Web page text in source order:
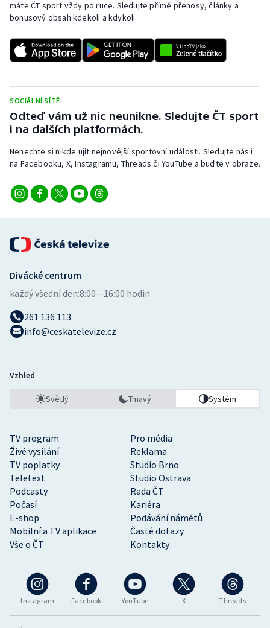
Rychlostní kanoistika
Short track
Stolní tenis
Triatlon
Veslování
Vodní slalom
Ostatní
máte ČT sport vždy po ruce. Sledujte přímé přenosy, články a
bonusový obsah kdekoli a kdykoli.
SOCIÁLNÍ SÍTĚ
Odteď vám už nic neunikne. Sledujte ČT sport
i na dalších platformách.
Nenechte si nikde ujít nejnovější sportovní události. Sledujte nás i
na Facebooku, X, Instagramu, Threads či YouTube a buďte v obraze.
Instagram Facebook YouTube X Threads
TV program
Pro média
Živé vysílání
Reklama
TV poplatky
Studio Brno
Teletext
Studio Ostrava
Podcasty
Rada ČT
Počasí
Kariéra
E-shop
Podávání námětů
Mobilní a TV aplikace
Časté dotazy
Vše o ČT
Kontakty
Divácké centrum
každý všední den:8:00—16:00 hodin
261 136 113
info@ceskatelevize.cz
Vzhled
Světlý Tmavý Systém